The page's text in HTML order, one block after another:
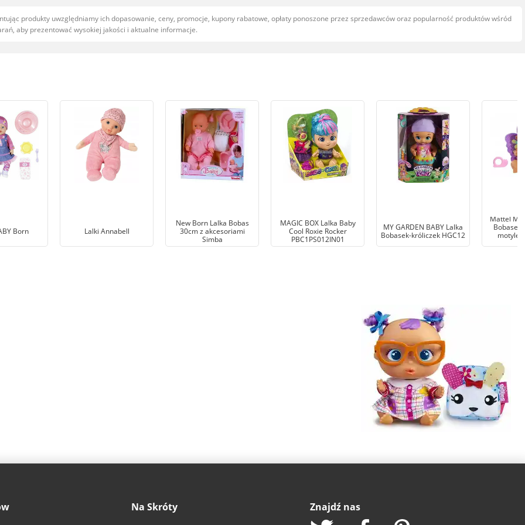
produkty uwzględniamy ich dopasowanie, ceny, promocje, kupony rabatowe, opłaty ponoszone przez sprzedawców oraz popularność produktów wśród
aby prezentować wysokiej jakości i aktualne informacje.
Born Lalki Annabell
New Born Lalka Bobas
30cm z akcesoriami
Simba
MAGIC BOX Lalka Baby
Cool Roxie Rocker
PBC1PS012IN01
MY GARDEN BABY Lalka
Bobasek-króliczek HGC12
Mattel My
Bobasek
Na Skróty Znajdź nas